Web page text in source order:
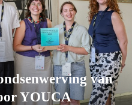
van
YOUCA